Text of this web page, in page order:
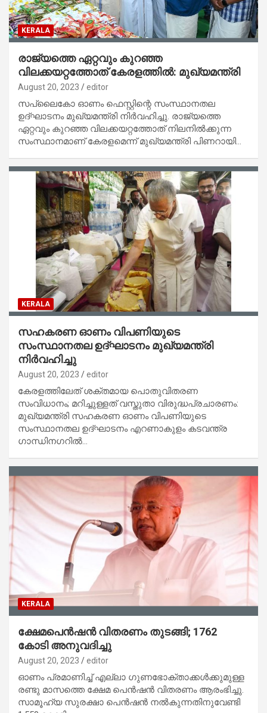
KERALA
രാജ്യത്തെ ഏറ്റവും കുറഞ്ഞ
വിലക്കയറ്റത്തോത് കേരളത്തിൽ: മുഖ്യമന്ത്രി
August 20, 2023 editor
സപ്ലൈകോ ഓണം ഫെസ്റ്റിന്റെ സംസ്ഥാനതല
ഉദ്ഘാടനം മുഖ്യമന്ത്രി നിർവഹിച്ചു. രാജ്യത്തെ
ഏറ്റവും കുറഞ്ഞ വിലക്കയറ്റത്തോത് നിലനിൽക്കുന്ന
സംസ്ഥാനമാണ് കേരളമെന്ന് മുഖ്യമന്ത്രി പിണറായി…
KERALA
സഹകരണ ഓണം വിപണിയുടെ
സംസ്ഥാനതല ഉദ്ഘാടനം മുഖ്യമന്ത്രി
നിര്‍വഹിച്ചു
August 20, 2023 editor
കേരളത്തിലേത് ശക്തമായ പൊതുവിതരണ
സംവിധാനം; മറിച്ചുള്ളത് വസ്തുതാ വിരുദ്ധപ്രചാരണം:
മുഖ്യമന്ത്രി സഹകരണ ഓണം വിപണിയുടെ
സംസ്ഥാനതല ഉദ്ഘാടനം എറണാകുളം കടവന്ത്ര
ഗാന്ധിനഗറില്‍…
KERALA
ക്ഷേമപെൻഷൻ വിതരണം തുടങ്ങി; 1762
കോടി അനുവദിച്ചു
August 20, 2023 editor
ഓണം പ്രമാണിച്ച് എല്ലാ ഗുണഭോക്താക്കൾക്കുമുള്ള
രണ്ടു മാസത്തെ ക്ഷേമ പെൻഷൻ വിതരണം ആരംഭിച്ചു.
സാമൂഹ്യ സുരക്ഷാ പെൻഷൻ നൽകുന്നതിനുവേണ്ടി